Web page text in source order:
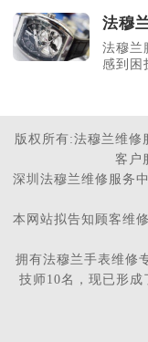
法穆
法穆兰
感到困
版权所有:法穆兰维
客户
深圳法穆兰维修服务
本网站拟告知顾客维
拥有法穆兰手表维修
技师10名，现已形成